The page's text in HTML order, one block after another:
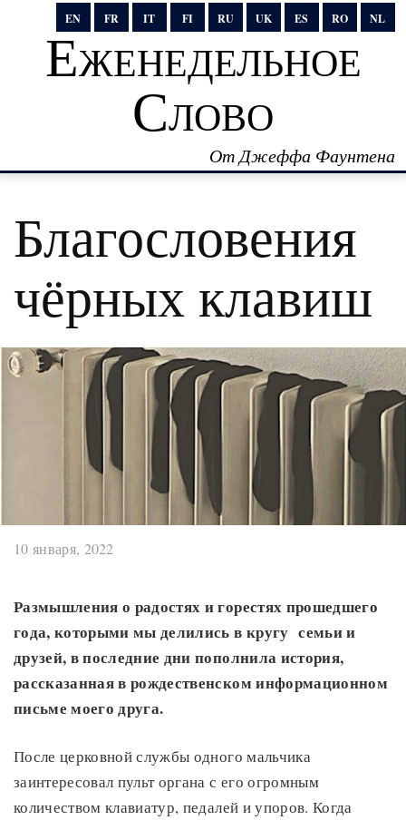
EN FR IT FI RU UK ES RO NL
Еженедельное
Слово
От Джеффа Фаунтена
Благословения
чёрных клавиш
10 января, 2022
Размышления о радостях и горестях прошедшего
года, которыми мы делились в кругу семьи и
друзей, в последние дни пополнила история,
рассказанная в рождественском информационном
письме моего друга.
После церковной службы одного мальчика
заинтересовал пульт органа с его огромным
количеством клавиатур, педалей и упоров. Когда